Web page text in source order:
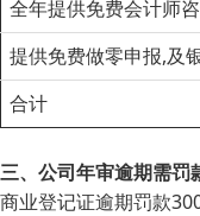
全年提供免费会计师
提供免费做零申报,及
合计
三、公司年审逾期需罚
商业登记证逾期罚款